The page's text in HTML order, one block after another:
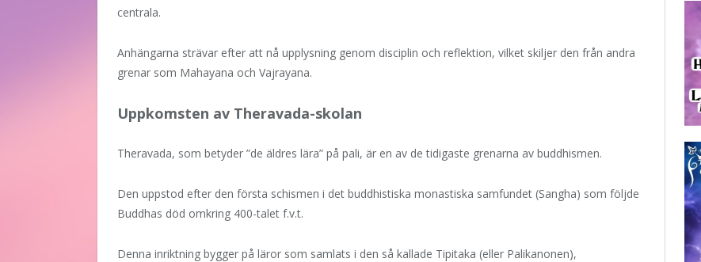
centrala.
Anhängarna strävar efter att nå upplysning genom disciplin och reflektion, vilket skiljer den från andra
grenar som Mahayana och Vajrayana.
Uppkomsten av Theravada-skolan
Theravada, som betyder ”de äldres lära” på pali, är en av de tidigaste grenarna av buddhismen.
Den uppstod efter den första schismen i det buddhistiska monastiska samfundet (Sangha) som följde
Buddhas död omkring 400-talet f.v.t.
Denna inriktning bygger på läror som samlats i den så kallade Tipitaka (eller Palikanonen),